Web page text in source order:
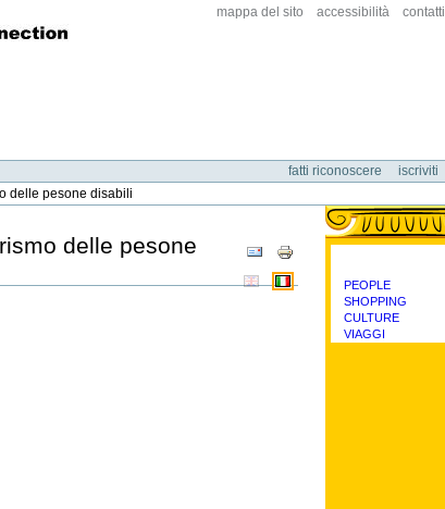
mappa del sito accessibilità contatti
fatti riconoscere
iscriviti
delle pesone disabili
Azioni
sul
documento
delle pesone
categorie
PEOPLE
SHOPPING
CULTURE
VIAGGI